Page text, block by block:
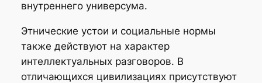
внутреннего универсума.
Этнические устои и социальные нормы
также действуют на характер
интеллектуальных разговоров. В
отличающихся цивилизациях присутствуют